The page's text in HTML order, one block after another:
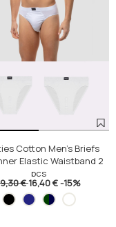
Cotton Men's Briefs
Elastic Waistband 2
pcs
€16,40 €-15%